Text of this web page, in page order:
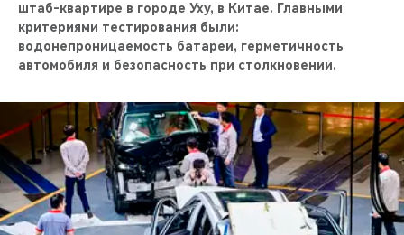
НОВИНКИ
CHERY CONNECT
ЛЮДИ CHERY
БЛАГОТВОРИТЕЛЬНОСТЬ
CHERY REMOTE
CHERY И СПОРТ
НАШИ МЕРОПРИЯТИЯ
штаб-квартире в городе Уху, в Китае. Главными
критериями тестирования были:
водонепроницаемость батареи, герметичность
автомобиля и безопасность при столкновении.